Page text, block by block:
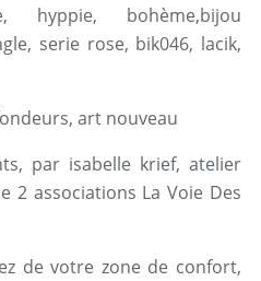
hyppie, bohème,bijou
serie rose, bik046, lacik,
art nouveau
par isabelle krief, atelier
2 associations La Voie Des
de votre zone de confort,